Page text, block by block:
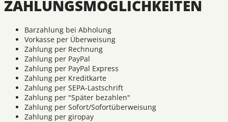
ZAHLUNGSMÖGLICHKEITEN
Barzahlung bei Abholung
Vorkasse per Überweisung
Zahlung per Rechnung
Zahlung per PayPal
Zahlung per PayPal Express
Zahlung per Kreditkarte
Zahlung per SEPA-Lastschrift
Zahlung per "Später bezahlen"
Zahlung per Sofort/Sofortüberweisung
Zahlung per giropay